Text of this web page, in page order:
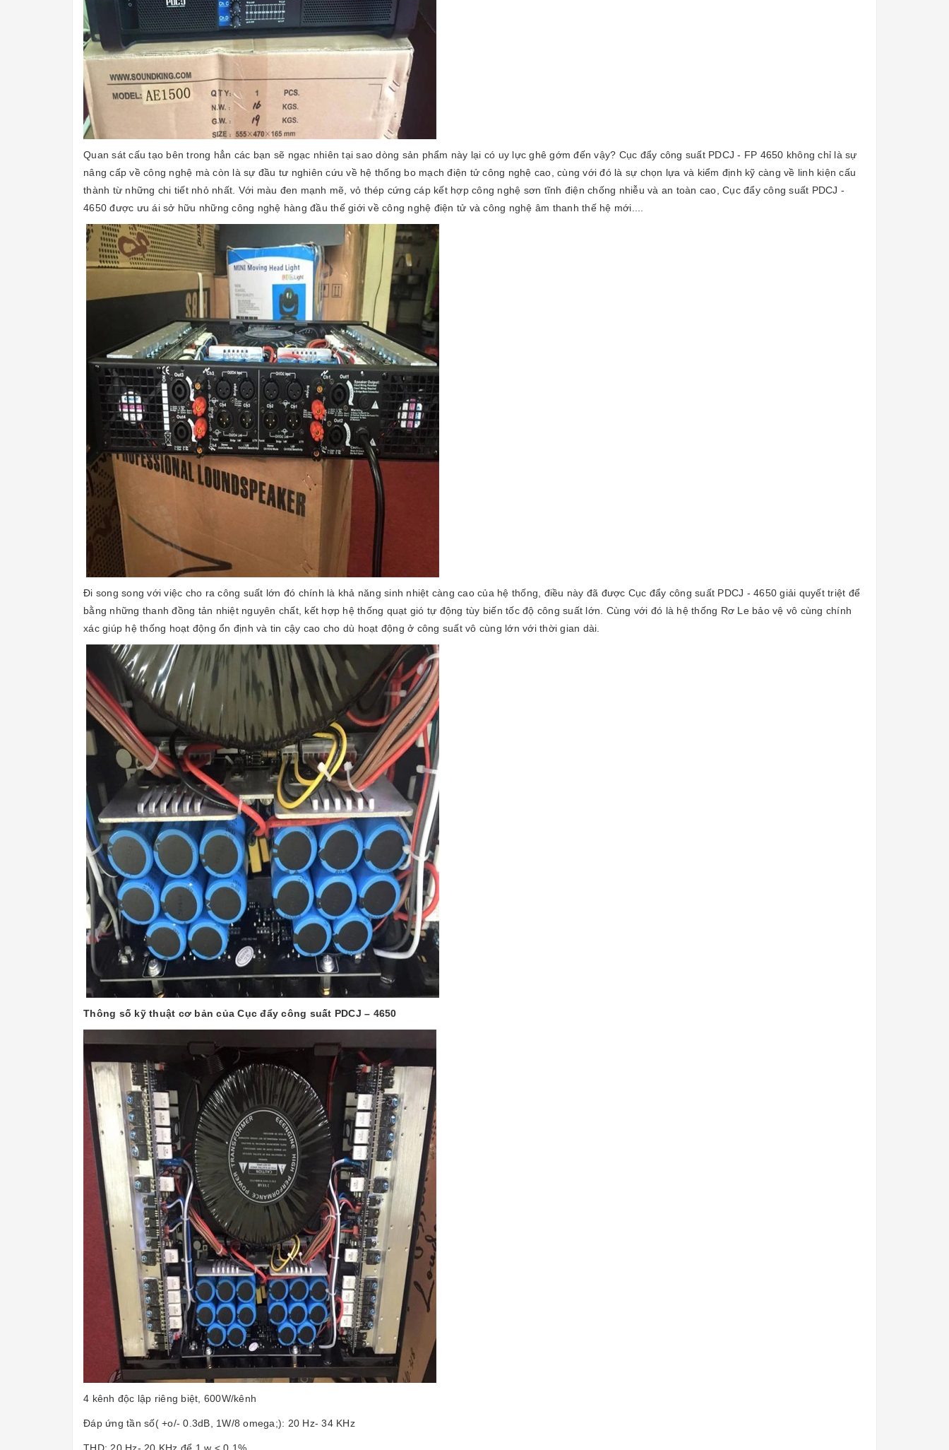
Quan sát cấu tạo bên trong hẳn các bạn sẽ ngạc nhiên tại sao dòng sản phẩm này lại có uy lực ghê gớm đến vậy? Cục đẩy công suất PDCJ - FP 4650 không chỉ là sự
nâng cấp về công nghệ mà còn là sự đầu tư nghiên cứu về hệ thống bo mạch điện tử công nghệ cao, cùng với đó là sự chọn lựa và kiểm định kỹ càng về linh kiện cấu
thành từ những chi tiết nhỏ nhất. Với màu đen mạnh mẽ, vỏ thép cứng cáp kết hợp công nghệ sơn tĩnh điện chống nhiễu và an toàn cao, Cục đẩy công suất PDCJ -
4650 được ưu ái sở hữu những công nghệ hàng đầu thế giới về công nghệ điện tử và công nghệ âm thanh thế hệ mới....
Đi song song với việc cho ra công suất lớn đó chính là khả năng sinh nhiệt càng cao của hệ thống, điều này đã được Cục đẩy công suất PDCJ - 4650 giải quyết triệt để
bằng những thanh đồng tản nhiệt nguyên chất, kết hợp hệ thống quạt gió tự động tùy biến tốc độ công suất lớn. Cùng với đó là hệ thống Rơ Le bảo vệ vô cùng chính
xác giúp hệ thống hoạt động ổn định và tin cậy cao cho dù hoạt động ở công suất vô cùng lớn với thời gian dài.
Thông số kỹ thuật cơ bản của Cục đẩy công suất PDCJ – 4650
4 kênh độc lập riêng biệt, 600W/kênh
Đáp ứng tần số( +o/- 0.3dB, 1W/8 omega;): 20 Hz- 34 KHz